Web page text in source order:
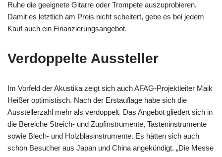
Ruhe die geeignete Gitarre oder Trompete auszuprobieren.
Damit es letztlich am Preis nicht scheitert, gebe es bei jedem
Kauf auch ein Finanzierungsangebot.
Verdoppelte Aussteller
Im Vorfeld der Akustika zeigt sich auch AFAG-Projektleiter Maik
Heißer optimistisch. Nach der Erstauflage habe sich die
Ausstellerzahl mehr als verdoppelt. Das Angebot gliedert sich in
die Bereiche Streich- und Zupfinstrumente, Tasteninstrumente
sowie Blech- und Holzblasinstrumente. Es hätten sich auch
schon Besucher aus Japan und China angekündigt. „Die Messe